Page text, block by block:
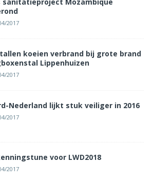
sanitatieproject Mozambique
2017
koeien verbrand bij grote brand
Lippenhuizen
2017
Nederland lijkt stuk veiliger in 2016
2017
voor LWD2018
2017